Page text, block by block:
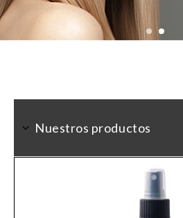
Nuestros productos